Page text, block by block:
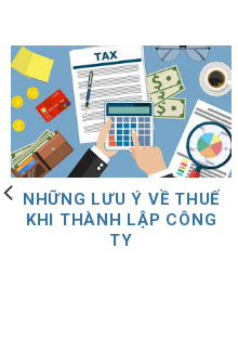
NHỮNG LƯU Ý VỀ THUẾ
KHI THÀNH LẬP CÔNG
TY